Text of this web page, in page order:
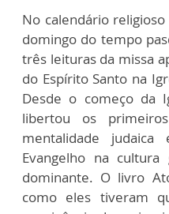
No calendário
domingo do tempo
três leituras da missa
do Espírito Santo na
Desde o começo da
libertou os
mentalidade
Evangelho na
dominante. O livro
como eles tiveram